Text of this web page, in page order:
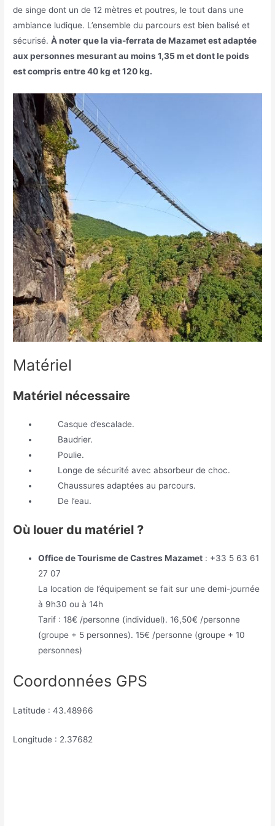
de singe dont un de 12 mètres et poutres, le tout dans une
ambiance ludique. L’ensemble du parcours est bien balisé et
sécurisé.À noter que la via-ferrata de Mazamet est adaptée
aux personnes mesurant au moins 1,35 m et dont le poids
est compris entre 40 kg et 120 kg.
Matériel
Matériel nécessaire
Casque d’escalade.
Baudrier.
Poulie.
Longe de sécurité avec absorbeur de choc.
Chaussures adaptées au parcours.
De l’eau.
Où louer du matériel ?
Office de Tourisme de Castres Mazamet : +33 5 63 61
27 07
La location de l’équipement se fait sur une demi-journée
à 9h30 ou à 14h
Tarif : 18€ /personne (individuel). 16,50€ /personne
(groupe + 5 personnes). 15€ /personne (groupe + 10
personnes)
Coordonnées GPS
Latitude : 43.48966
Longitude : 2.37682